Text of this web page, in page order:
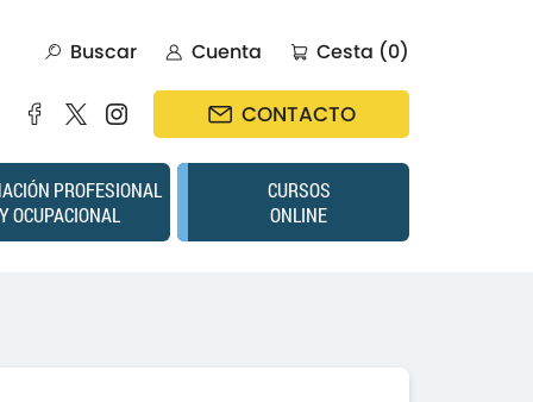
Buscar Cuenta Cesta (0)
CONTACTO
PROFESIONAL
Y OCUPACIONAL
CURSOS
ONLINE